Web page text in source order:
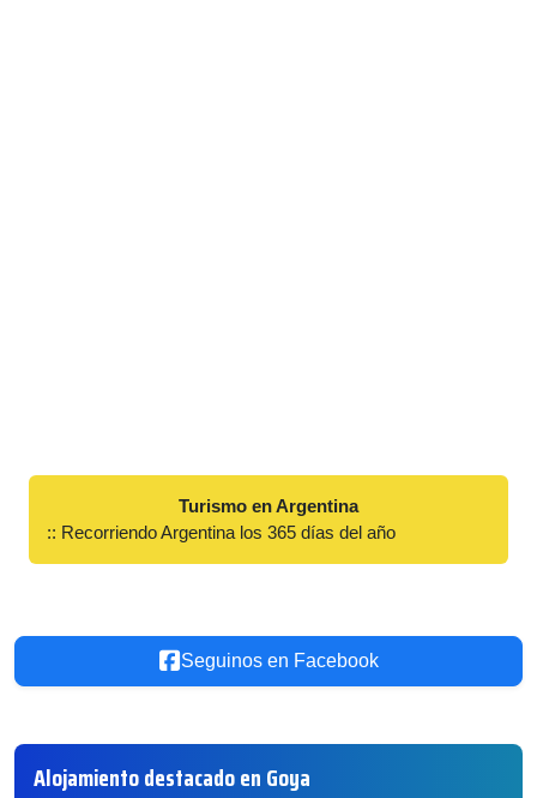
Turismo en Argentina
:: Recorriendo Argentina los 365 días del año
Seguinos en Facebook
Alojamiento destacado en Goya